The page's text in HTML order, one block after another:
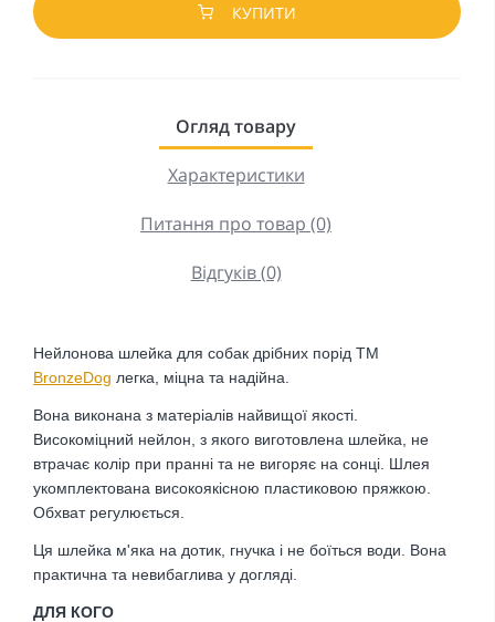
КУПИТИ
Огляд товару
Характеристики
Питання про товар (0)
Відгуків (0)
Нейлонова шлейка для собак дрібних порід ТМ
BronzeDog легка, міцна та надійна.
Вона виконана з матеріалів найвищої якості.
Високоміцний нейлон, з якого виготовлена шлейка, не
втрачає колір при пранні та не вигоряє на сонці. Шлея
укомплектована високоякісною пластиковою пряжкою.
Обхват регулюється.
Ця шлейка м'яка на дотик, гнучка і не боїться води. Вона
практична та невибаглива у догляді.
ДЛЯ КОГО